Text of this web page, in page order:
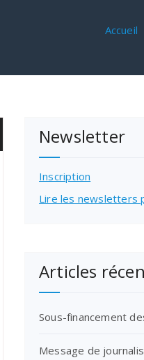
Accueil
Newsletter
Inscription
Lire les newsletters
Articles
Sous-financement
Message de